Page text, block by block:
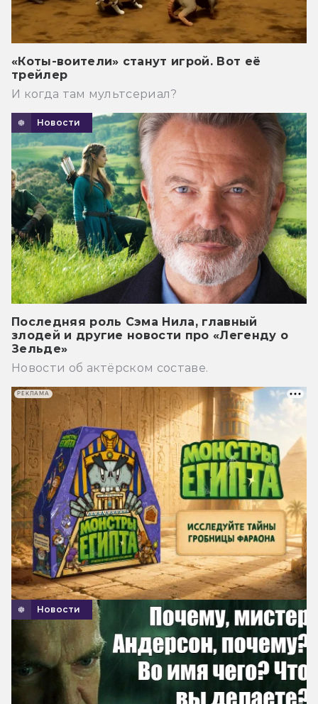
«Коты-воители» станут игрой. Вот её
трейлер
И когда там мультсериал?
Новости
Последняя роль Сэма Нила, главный
злодей и другие новости про «Легенду о
Зельде»
Новости об актёрском составе.
Новости
РЕКЛАМА